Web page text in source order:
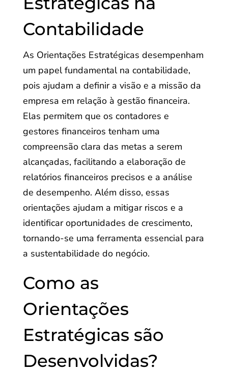
Contabilidade
As Orientações Estratégicas desempenham
um papel fundamental na contabilidade,
pois ajudam a definir a visão e a missão da
empresa em relação à gestão financeira.
Elas permitem que os contadores e
gestores financeiros tenham uma
compreensão clara das metas a serem
alcançadas, facilitando a elaboração de
relatórios financeiros precisos e a análise
de desempenho. Além disso, essas
orientações ajudam a mitigar riscos e a
identificar oportunidades de crescimento,
tornando-se uma ferramenta essencial para
a sustentabilidade do negócio.
Como as
Orientações
Estratégicas são
Desenvolvidas?